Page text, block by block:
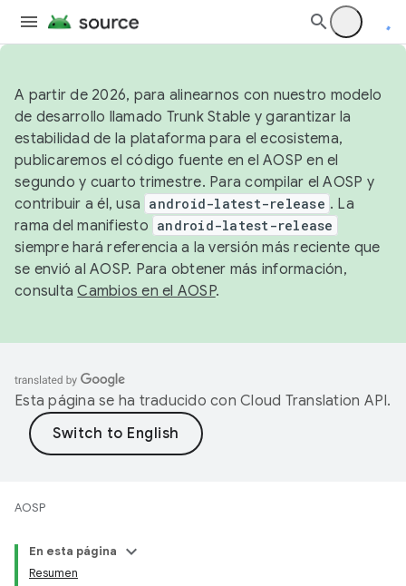
A partir de 2026, para alinearnos con nuestro modelo
de desarrollo llamado Trunk Stable y garantizar la
estabilidad de la plataforma para el ecosistema,
publicaremos el código fuente en el AOSP en el
segundo y cuarto trimestre. Para compilar el AOSP y
contribuir a él, usa android-latest-release . La
rama del manifiesto android-latest-release
siempre hará referencia a la versión más reciente que
se envió al AOSP. Para obtener más información,
consultaCambios en el AOSP.
Esta página se ha traducido con Cloud Translation API.
AOSP
En esta página
Resumen